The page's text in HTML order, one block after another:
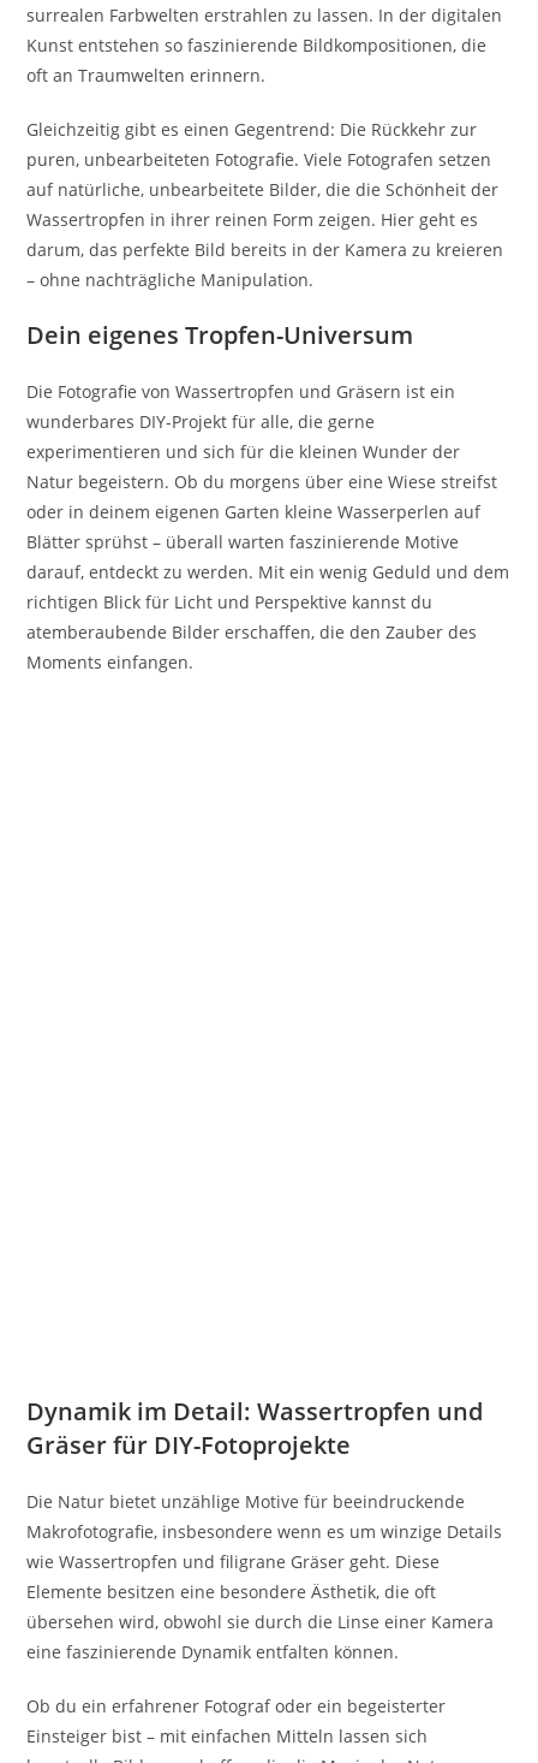
surrealen Farbwelten erstrahlen zu lassen. In der digitalen
Kunst entstehen so faszinierende Bildkompositionen, die
oft an Traumwelten erinnern.
Gleichzeitig gibt es einen Gegentrend: Die Rückkehr zur
puren, unbearbeiteten Fotografie. Viele Fotografen setzen
auf natürliche, unbearbeitete Bilder, die die Schönheit der
Wassertropfen in ihrer reinen Form zeigen. Hier geht es
darum, das perfekte Bild bereits in der Kamera zu kreieren
– ohne nachträgliche Manipulation.
Dein eigenes Tropfen-Universum
Die Fotografie von Wassertropfen und Gräsern ist ein
wunderbares DIY-Projekt für alle, die gerne
experimentieren und sich für die kleinen Wunder der
Natur begeistern. Ob du morgens über eine Wiese streifst
oder in deinem eigenen Garten kleine Wasserperlen auf
Blätter sprühst – überall warten faszinierende Motive
darauf, entdeckt zu werden. Mit ein wenig Geduld und dem
richtigen Blick für Licht und Perspektive kannst du
atemberaubende Bilder erschaffen, die den Zauber des
Moments einfangen.
Dynamik im Detail: Wassertropfen und
Gräser für DIY-Fotoprojekte
Die Natur bietet unzählige Motive für beeindruckende
Makrofotografie, insbesondere wenn es um winzige Details
wie Wassertropfen und filigrane Gräser geht. Diese
Elemente besitzen eine besondere Ästhetik, die oft
übersehen wird, obwohl sie durch die Linse einer Kamera
eine faszinierende Dynamik entfalten können.
Ob du ein erfahrener Fotograf oder ein begeisterter
Einsteiger bist – mit einfachen Mitteln lassen sich